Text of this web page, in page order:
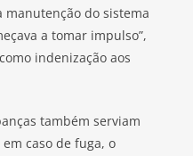
manutenção do sistema
a tomar impulso”,
indenização aos
também serviam
caso de fuga, o